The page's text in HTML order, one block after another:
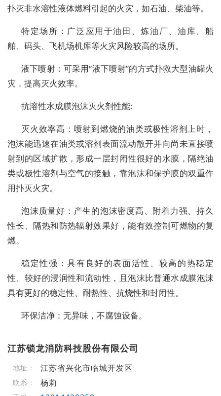
扑灭非水溶性液体燃料引起的火灾，如石油、柴油等。
特定场所：广泛应用于油田、炼油厂、油库、船
舶、码头、飞机场机库等火灾风险较高的场所。
液下喷射：可采用“液下喷射”的方式扑救大型油罐火
灾，提高灭火效率。
抗溶性水成膜泡沫灭火剂性能:
灭火效率高：喷射到燃烧的油类或极性溶剂上时，
泡沫能迅速在油类或溶剂表面流动散开并向尚未直接喷
射到的区域扩散，形成一层封闭性很好的水膜，隔绝油
类或极性溶剂与空气的接触，靠泡沫和保护膜的双重作
用扑灭火灾。
泡沫质量好：产生的泡沫密度高、附着力强、持久
性长、隔热和防热辐射效果好，能有效控制可燃物的复
燃。
稳定性强：具有良好的表面活性、较高的热稳定
性、较好的浸润性和流动性，且泡沫比普通水成膜泡沫
具有更好的稳定性、耐热性、抗烧性和封闭性。
环保洁净：无异味，不腐蚀设备。
江苏锁龙消防科技股份有限公司
地址： 江苏省兴化市临城开发区
联系： 杨莉